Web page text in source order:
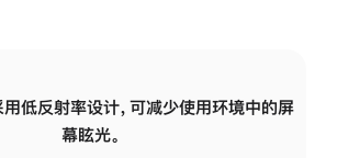
低反射率设计，可减少使用环境中的屏
幕眩光。